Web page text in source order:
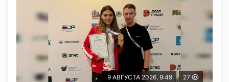
9 АВГУСТА 2026, 9:49 27